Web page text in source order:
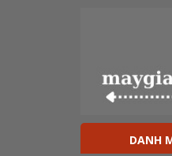
DANH